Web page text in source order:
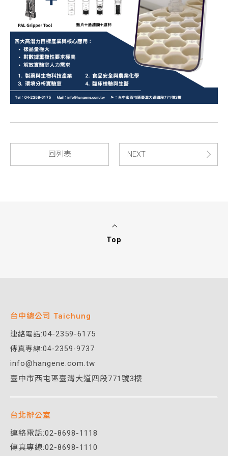
回列表 NEXT
Top
台中總公司 Taichung
連絡電話:04-2359-6175
傳真專線:04-2359-9737
info@hangene.com.tw
臺中市西屯區臺灣大道四段771號3樓
台北辦公室
連絡電話:02-8698-1118
傳真專線:02-8698-1110